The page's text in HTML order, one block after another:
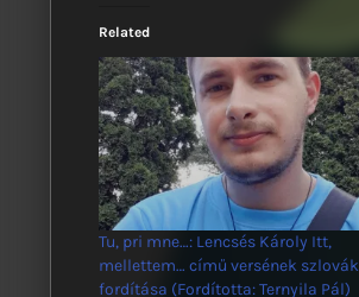
Related
Tu, pri mne…: Lencsés Károly Itt,
mellettem… című versének szlovák
fordítása (Fordította: Ternyila Pál)